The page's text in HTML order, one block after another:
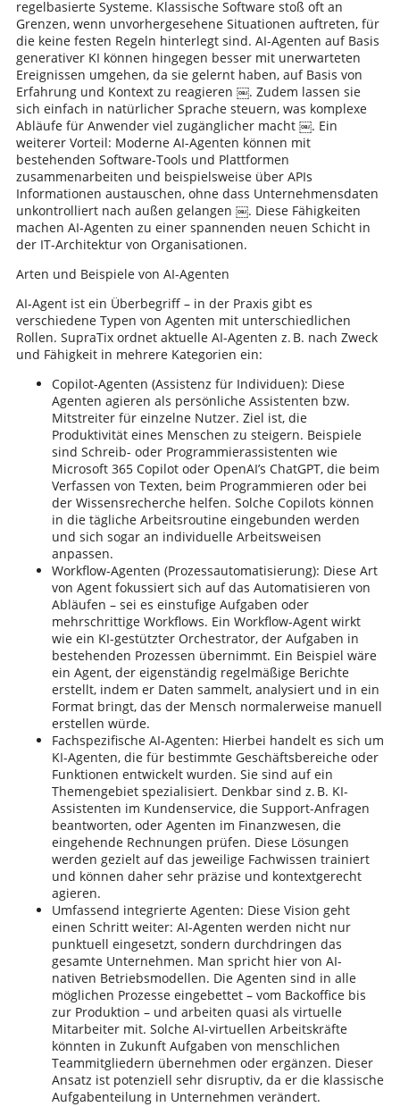
regelbasierte Systeme. Klassische Software stoß oft an
Grenzen, wenn unvorhergesehene Situationen auftreten, für
die keine festen Regeln hinterlegt sind. AI-Agenten auf Basis
generativer KI können hingegen besser mit unerwarteten
Ereignissen umgehen, da sie gelernt haben, auf Basis von
Erfahrung und Kontext zu reagieren ￼. Zudem lassen sie
sich einfach in natürlicher Sprache steuern, was komplexe
Abläufe für Anwender viel zugänglicher macht ￼. Ein
weiterer Vorteil: Moderne AI-Agenten können mit
bestehenden Software-Tools und Plattformen
zusammenarbeiten und beispielsweise über APIs
Informationen austauschen, ohne dass Unternehmensdaten
unkontrolliert nach außen gelangen ￼. Diese Fähigkeiten
machen AI-Agenten zu einer spannenden neuen Schicht in
der IT-Architektur von Organisationen.
Arten und Beispiele von AI-Agenten
AI-Agent ist ein Überbegriff – in der Praxis gibt es
verschiedene Typen von Agenten mit unterschiedlichen
Rollen. SupraTix ordnet aktuelle AI-Agenten z. B. nach Zweck
und Fähigkeit in mehrere Kategorien ein:
Copilot-Agenten (Assistenz für Individuen): Diese
Agenten agieren als persönliche Assistenten bzw.
Mitstreiter für einzelne Nutzer. Ziel ist, die
Produktivität eines Menschen zu steigern. Beispiele
sind Schreib- oder Programmierassistenten wie
Microsoft 365 Copilot oder OpenAI’s ChatGPT, die beim
Verfassen von Texten, beim Programmieren oder bei
der Wissensrecherche helfen. Solche Copilots können
in die tägliche Arbeitsroutine eingebunden werden
und sich sogar an individuelle Arbeitsweisen
anpassen.
Workflow-Agenten (Prozessautomatisierung): Diese Art
von Agent fokussiert sich auf das Automatisieren von
Abläufen – sei es einstufige Aufgaben oder
mehrschrittige Workflows. Ein Workflow-Agent wirkt
wie ein KI-gestützter Orchestrator, der Aufgaben in
bestehenden Prozessen übernimmt. Ein Beispiel wäre
ein Agent, der eigenständig regelmäßige Berichte
erstellt, indem er Daten sammelt, analysiert und in ein
Format bringt, das der Mensch normalerweise manuell
erstellen würde.
Fachspezifische AI-Agenten: Hierbei handelt es sich um
KI-Agenten, die für bestimmte Geschäftsbereiche oder
Funktionen entwickelt wurden. Sie sind auf ein
Themengebiet spezialisiert. Denkbar sind z. B. KI-
Assistenten im Kundenservice, die Support-Anfragen
beantworten, oder Agenten im Finanzwesen, die
eingehende Rechnungen prüfen. Diese Lösungen
werden gezielt auf das jeweilige Fachwissen trainiert
und können daher sehr präzise und kontextgerecht
agieren.
Umfassend integrierte Agenten: Diese Vision geht
einen Schritt weiter: AI-Agenten werden nicht nur
punktuell eingesetzt, sondern durchdringen das
gesamte Unternehmen. Man spricht hier von AI-
nativen Betriebsmodellen. Die Agenten sind in alle
möglichen Prozesse eingebettet – vom Backoffice bis
zur Produktion – und arbeiten quasi als virtuelle
Mitarbeiter mit. Solche AI-virtuellen Arbeitskräfte
könnten in Zukunft Aufgaben von menschlichen
Teammitgliedern übernehmen oder ergänzen. Dieser
Ansatz ist potenziell sehr disruptiv, da er die klassische
Aufgabenteilung in Unternehmen verändert.